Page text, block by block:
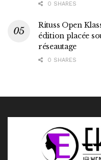
0 SHARES
Rituss Open
édition placée
réseautage
0 SHARES